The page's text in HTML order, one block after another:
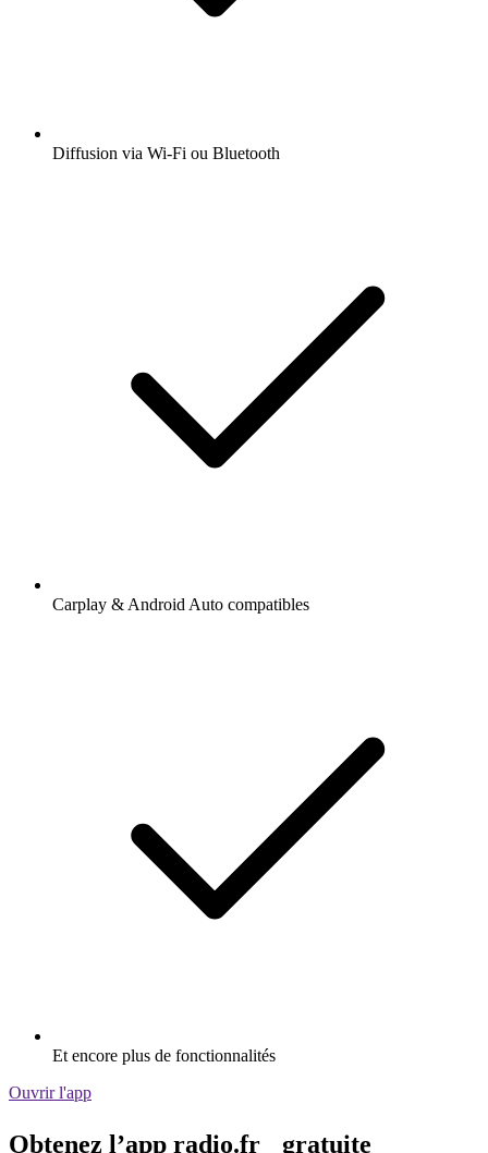
Diffusion via Wi-Fi ou Bluetooth
Carplay & Android Auto compatibles
Et encore plus de fonctionnalités
Ouvrir l'app
Obtenez l’app radio.fr gratuite